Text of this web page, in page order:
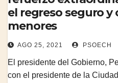
el regreso seguro y
menores
AGO 25, 2021 PSOECH
El presidente del Gobierno,
con el presidente de la